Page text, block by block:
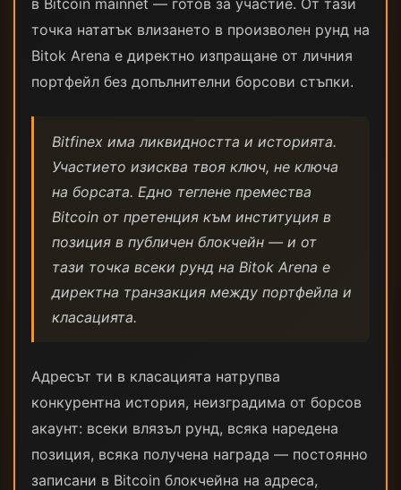
в Bitcoin mainnet — готов за участие. От тази
точка нататък влизането в произволен рунд на
Bitok Arena е директно изпращане от личния
портфейл без допълнителни борсови стъпки.
Bitfinex има ликвидността и историята.
Участието изисква твоя ключ, не ключа
на борсата. Едно теглене премества
Bitcoin от претенция към институция в
позиция в публичен блокчейн — и от
тази точка всеки рунд на Bitok Arena е
директна транзакция между портфейла и
класацията.
Адресът ти в класацията натрупва
конкурентна история, неизградима от борсов
акаунт: всеки влязъл рунд, всяка наредена
позиция, всяка получена награда — постоянно
записани в Bitcoin блокчейна на адреса,